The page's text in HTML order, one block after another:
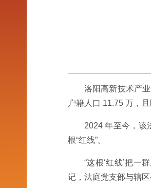
洛阳高新技术产
户籍人口 11.75 万，
2024 年至今，该
根“红线”。
“这根‘红线’把一
记，法庭党支部与辖区